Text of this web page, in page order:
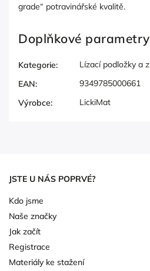
grade“ potravinářské kvalitě.
Doplňkové parametry
Kategorie:
Lízací podložky a
EAN:
9349785000661
Výrobce: LickiMat
JSTE U NÁS POPRVÉ?
Kdo jsme
Naše značky
Jak začít
Registrace
Materiály ke stažení